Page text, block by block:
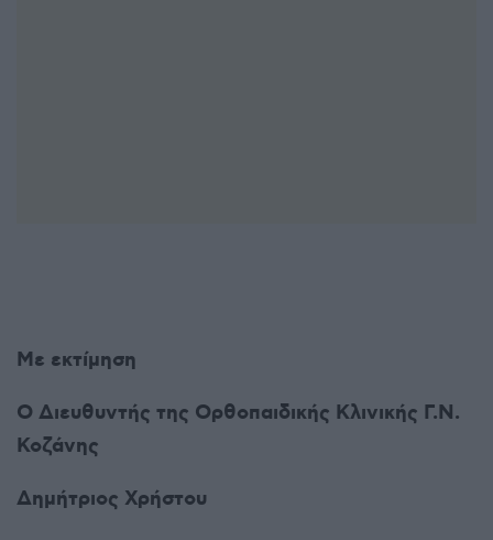
Με εκτίμηση
Ο Διευθυντής της Ορθοπαιδικής Κλινικής Γ.Ν.
Κοζάνης
Δημήτριος Χρήστου